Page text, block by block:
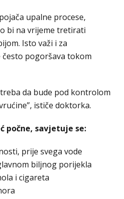
upalne procese,
bi na vrijeme tretirati
Isto važi i za
pogoršava tokom
da bude pod kontrolom
ističe doktorka.
počne, savjetuje se:
prije svega vode
biljnog porijekla
i cigareta